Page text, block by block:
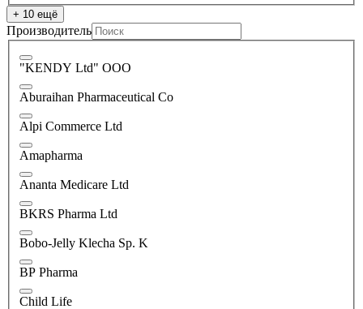
+ 10 ещё
Производитель
"KENDY Ltd" ООО
Aburaihan ‌Pharmaceutical Co
Alpi Commerce Ltd
Amapharma
Ananta Medicare Ltd
BKRS Pharma Ltd
Bobo-Jelly Klecha Sp. K
BP Pharma
Child Life